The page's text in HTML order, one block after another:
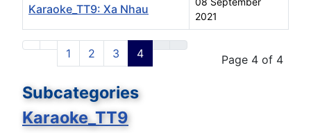
Articles
Karaoke_TT9: Xa Nhau
2021
Page 4 of 4
1 2 3 4
Subcategories
Karaoke_TT9